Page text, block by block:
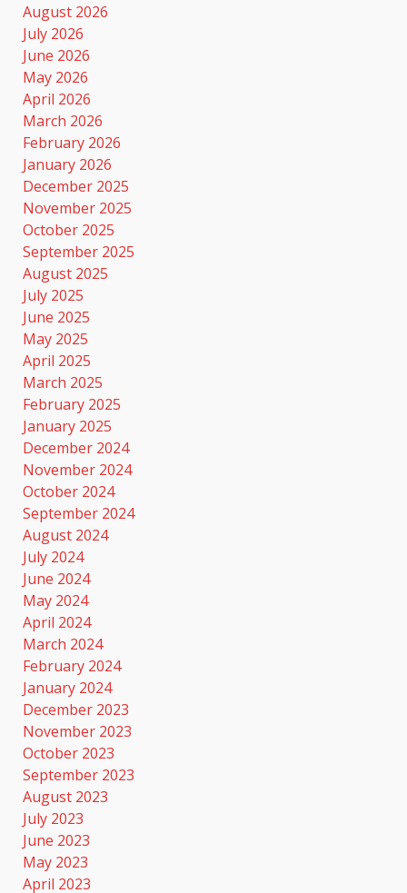
August 2026
July 2026
June 2026
May 2026
April 2026
March 2026
February 2026
January 2026
December 2025
November 2025
October 2025
September 2025
August 2025
July 2025
June 2025
May 2025
April 2025
March 2025
February 2025
January 2025
December 2024
November 2024
October 2024
September 2024
August 2024
July 2024
June 2024
May 2024
April 2024
March 2024
February 2024
January 2024
December 2023
November 2023
October 2023
September 2023
August 2023
July 2023
June 2023
May 2023
April 2023